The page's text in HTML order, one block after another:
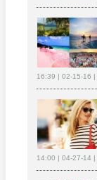
16:39 | 02-15-16 |
14:00 | 04-27-14 |